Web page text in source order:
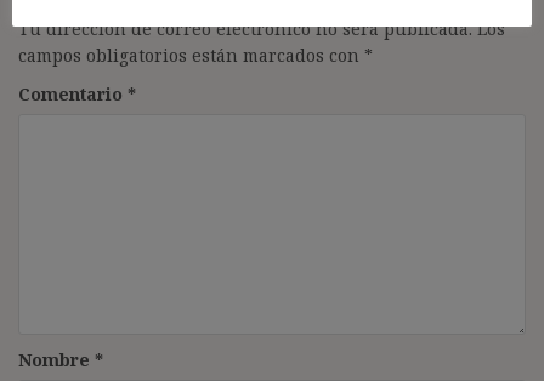
Tu dirección de correo electrónico no será publicada. Los
campos obligatorios están marcados con *
Comentario *
Nombre *